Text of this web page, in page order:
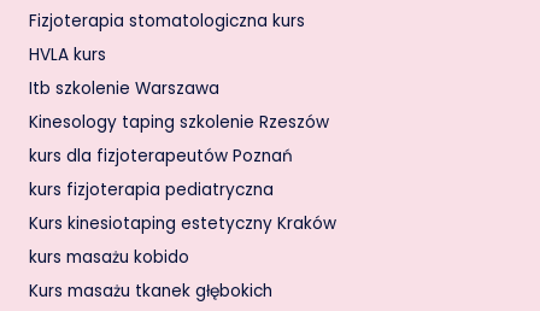
Fizjoterapia stomatologiczna kurs
HVLA kurs
Itb szkolenie Warszawa
Kinesology taping szkolenie Rzeszów
kurs dla fizjoterapeutów Poznań
kurs fizjoterapia pediatryczna
Kurs kinesiotaping estetyczny Kraków
kurs masażu kobido
Kurs masażu tkanek głębokich